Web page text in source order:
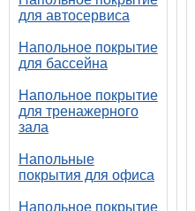
для автосервиса
Напольное покрытие
для бассейна
Напольное покрытие
для тренажерного
зала
Напольные
покрытия для офиса
Напольное покрытие